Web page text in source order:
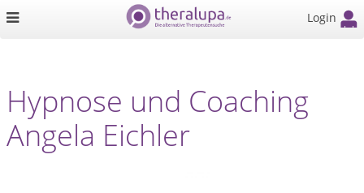
Login
Hypnose und Coaching
Angela Eichler